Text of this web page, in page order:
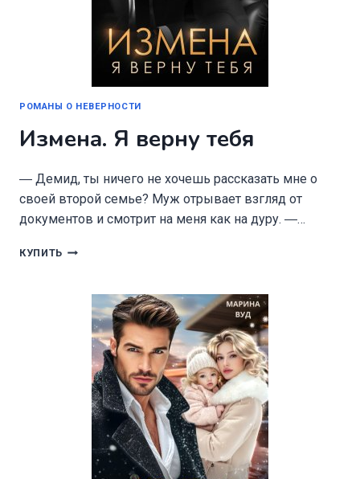
РОМАНЫ О НЕВЕРНОСТИ
Измена. Я верну тебя
― Демид, ты ничего не хочешь рассказать мне о
своей второй семье? Муж отрывает взгляд от
документов и смотрит на меня как на дуру. ―…
КУПИТЬ ИЗМЕНА.